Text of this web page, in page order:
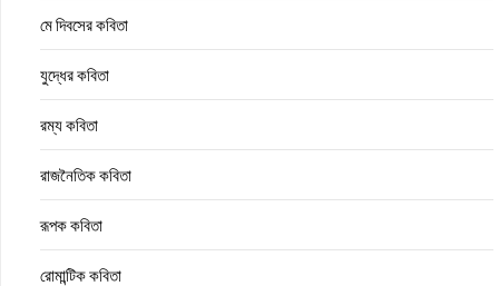
মে দিবসের কবিতা
যুদ্ধের কবিতা
রম্য কবিতা
রাজনৈতিক কবিতা
রূপক কবিতা
রোমান্টিক কবিতা